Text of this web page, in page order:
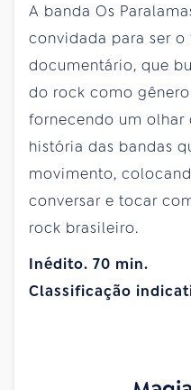
A banda Os
convidada para ser
documentário, que
do rock como
fornecendo um olhar
história das bandas
movimento,
conversar e tocar
rock brasileiro.
Inédito. 70 min.
Classificação